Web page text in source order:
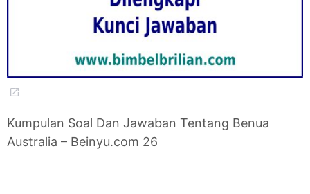
Kumpulan Soal Dan Jawaban Tentang Benua
Australia – Beinyu.com 26